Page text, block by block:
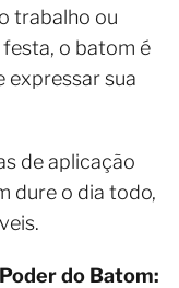
trabalho ou
o batom é
expressar sua
de aplicação
dure o dia todo,
do Batom: